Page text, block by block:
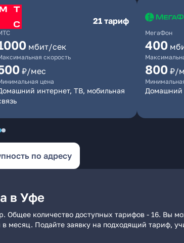
21 тариф
мбит/сек
скорость
₽/мес
цена
интернет, ТВ, мобильная
МегаФон
400
800 ₽/
Домашний
по адресу
в Уфе
количество доступных тарифов - 16. Вы
месяц. Подайте заявку на подходящий тариф,